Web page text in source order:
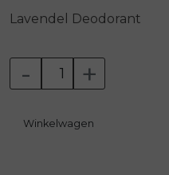
Lavendel Deodorant
- +
Winkelwagen